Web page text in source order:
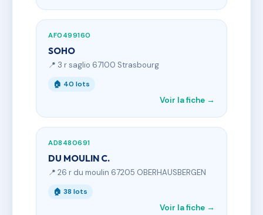
AF0499160
SOHO
📍 3 r saglio 67100 Strasbourg
🏠 40 lots
Voir la fiche →
AD8480691
DU MOULIN C.
📍 26 r du moulin 67205 OBERHAUSBERGEN
🏠 38 lots
Voir la fiche →